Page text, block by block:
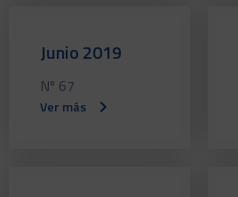
Junio 2019
Nº 67
Ver más